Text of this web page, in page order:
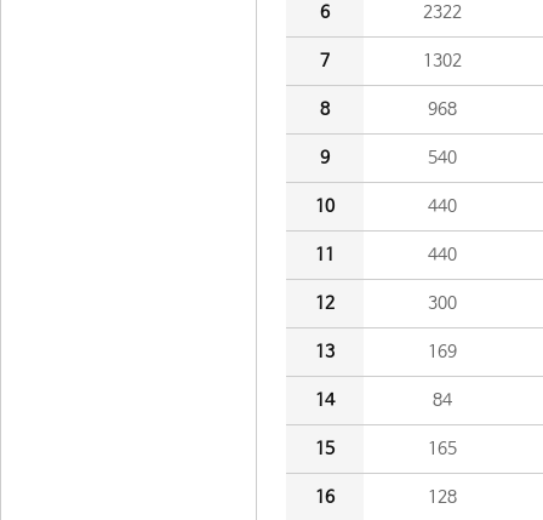
6 2322
7 1302
8 968
9 540
10 440
11 440
12 300
13 169
14 84
15 165
16 128